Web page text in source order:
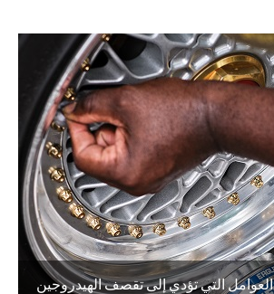
العوامل التي تؤدي إلى تقصف الهيدروجين